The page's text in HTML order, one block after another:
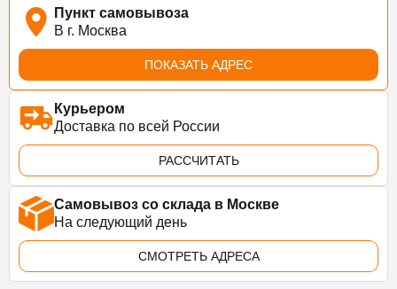
Пункт самовывоза
В г. Москва
ПОКАЗАТЬ АДРЕС
Курьером
Доставка по всей России
РАССЧИТАТЬ
Самовывоз со склада в Москве
На следующий день
СМОТРЕТЬ АДРЕСА